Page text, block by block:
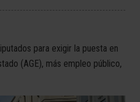
para exigir la puesta en
(AGE), más empleo público,